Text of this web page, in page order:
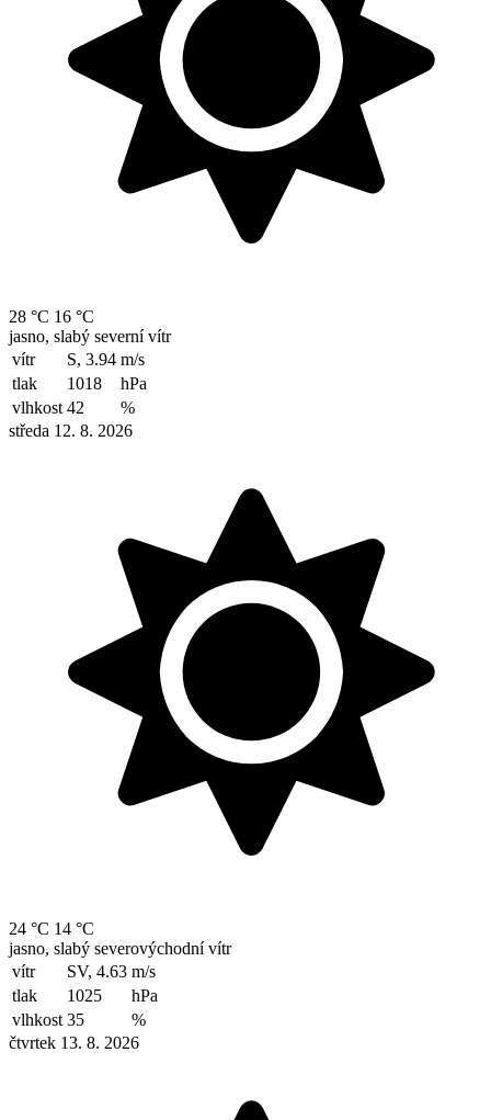
28 °C 16 °C
jasno, slabý severní vítr
vítr
S, 3.94 m/s
tlak
1018
hPa
vlhkost 42
%
středa 12. 8. 2026
24 °C 14 °C
jasno, slabý severovýchodní vítr
vítr
SV, 4.63 m/s
tlak
1025
hPa
vlhkost 35
%
čtvrtek 13. 8. 2026